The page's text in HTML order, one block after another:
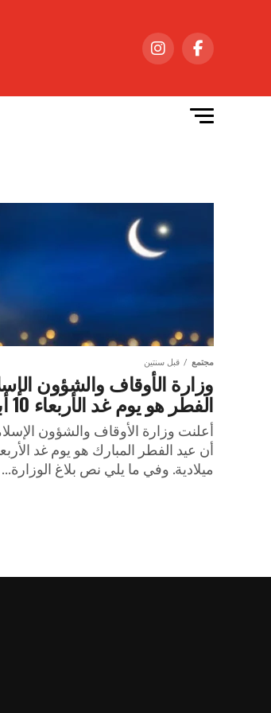
مجتمع قبل سنتين
وزارة الأوقاف والشؤون
الفطر هو يوم غد الأربعاء 10 أبريل 2024
أعلنت وزارة الأوقاف والشؤون
ميلادية. وفي ما يلي نص بلاغ الوزارة...